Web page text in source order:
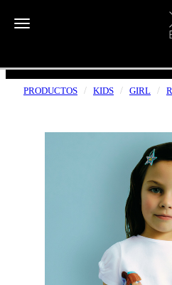
Toggle navigation
ENVÍOS
PRODUCTOS KIDS GIRL